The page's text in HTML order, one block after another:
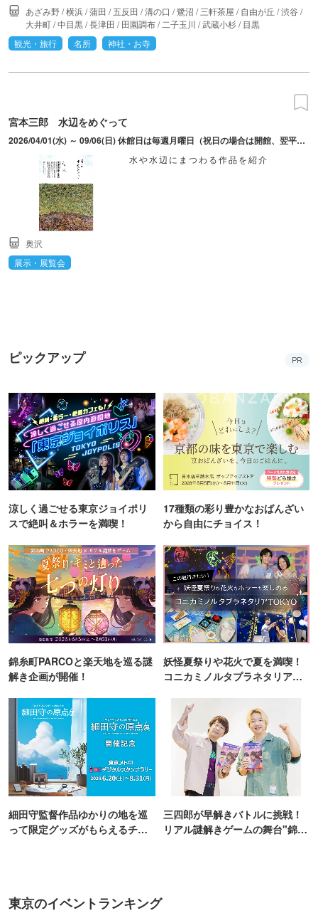
あざみ野/横浜/蒲田 /五反田 /溝の口 /鷺沼 /三軒茶屋 /自由が丘 /渋谷 /
大井町/中目黒/長津田 /田園調布/ 二子玉川 /武蔵小杉/目黒
観光・旅行
名所 神社・お寺
宮本三郎 水辺をめぐって
2026/04/01(水) ～ 09/06(日) 休館日は毎週月曜日（祝日の場合は開館、翌平日休館）、入館は17:30まで。
水や水辺にまつわる作品を紹介
奥沢
展示・展覧会
ピックアップ PR
涼しく過ごせる東京ジョイポリ
スで絶叫＆ホラーを満喫！
17種類の彩り豊かなおばんざい
から自由にチョイス！
錦糸町PARCOと楽天地を巡る謎
解き企画が開催！
妖怪夏祭りや花火で夏を満喫！
コニカミノルタプラネタリア
細田守監督作品ゆかりの地を巡
って限定グッズがもらえるチャ
三四郎が早解きバトルに挑戦！
リアル謎解きゲームの舞台"錦糸
東京のイベントランキング